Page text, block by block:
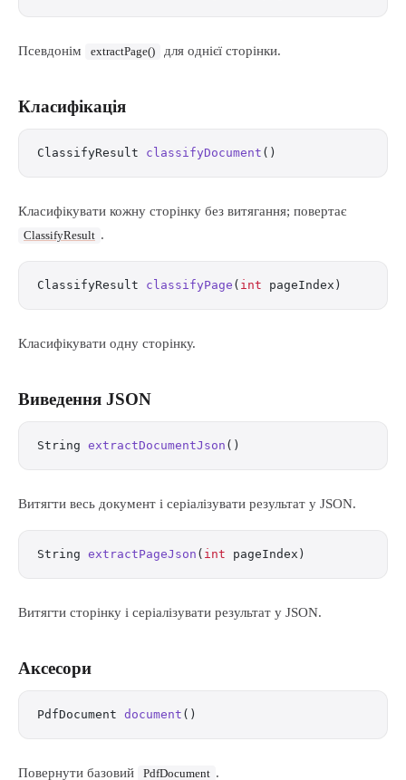
Псевдонім extractPage() для однієї сторінки.
Класифікація
ClassifyResult classifyDocument ()
Класифікувати кожну сторінку без витягання; повертає
ClassifyResult .
ClassifyResult classifyPage ( int pageIndex)
Класифікувати одну сторінку.
Виведення JSON
String extractDocumentJson ()
Витягти весь документ і серіалізувати результат у JSON.
String extractPageJson ( int pageIndex)
Витягти сторінку і серіалізувати результат у JSON.
Аксесори
PdfDocument document ()
Повернути базовий PdfDocument .